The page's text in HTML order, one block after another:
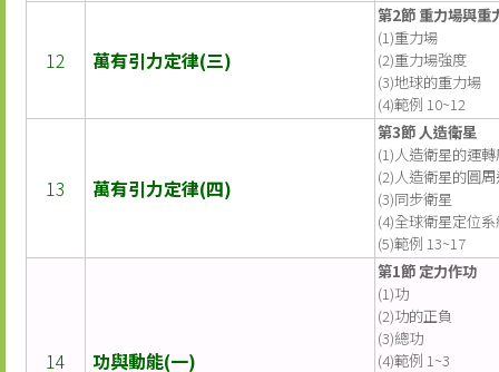
12 萬有引力定律(三)
第2節 重力場與重
(1)重力場
(2)重力場強度
(3)地球的重力場
(4)範例 10~12
13 萬有引力定律(四)
第3節 人造衛星
(1)人造衛星的運
(2)人造衛星的圓
(3)同步衛星
(4)全球衛星定位系
(5)範例 13~17
14 功與動能(一)
第1節 定力作功
(1)功
(2)功的正負
(3)總功
(4)範例 1~3